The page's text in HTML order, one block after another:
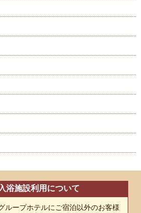
浴施設利用について
ループホテルにご宿泊以外のお客様